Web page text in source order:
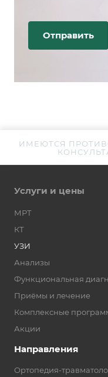
ИМЕЮТСЯ
Услуги и цены
МРТ
КТ
УЗИ
Анализы
Функциональная
Приёмы и лечение
Комплексные
Акции
Направления
Ортопедия-